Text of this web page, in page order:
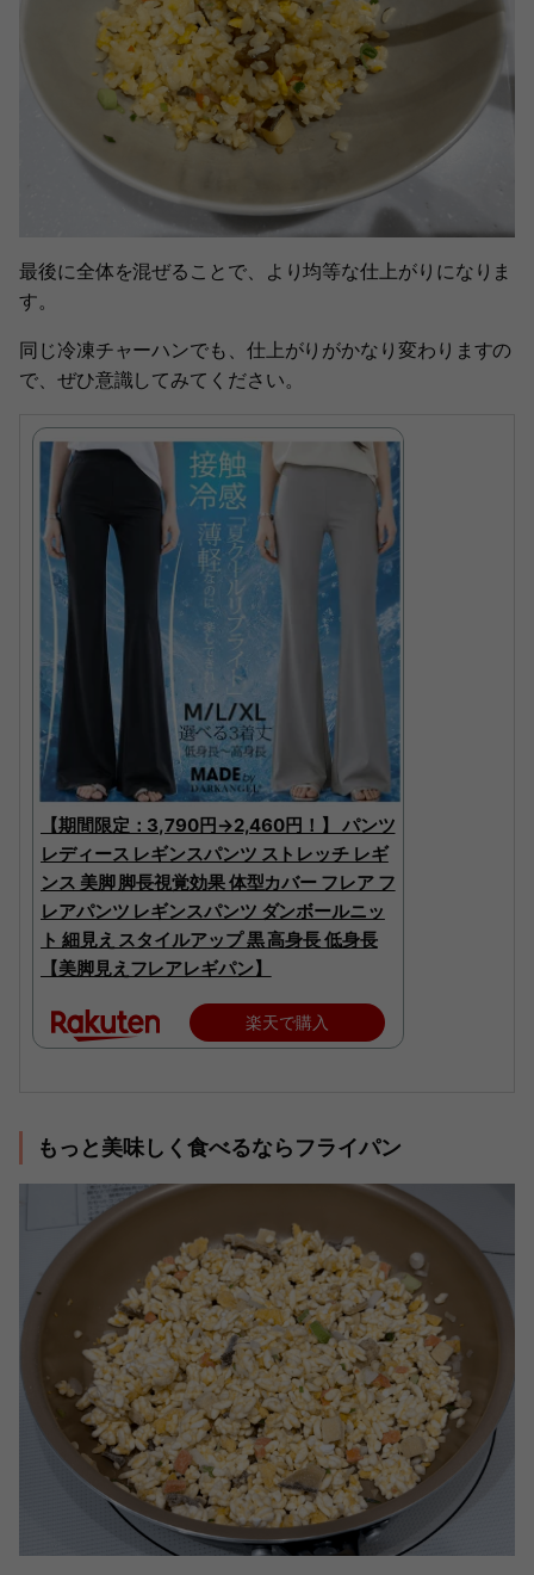
最後に全体を混ぜることで、より均等な仕上がりになりま
す。
同じ冷凍チャーハンでも、仕上がりがかなり変わりますの
で、ぜひ意識してみてください。
【期間限定：3,790円→2,460円！】 パンツ
レディース レギンスパンツ ストレッチ レギ
ンス 美脚 脚長視覚効果 体型カバー フレア フ
レアパンツ レギンスパンツ ダンボールニッ
ト 細見え スタイルアップ 黒 高身長 低身長
【美脚見えフレアレギパン】
楽天で購入
もっと美味しく食べるならフライパン